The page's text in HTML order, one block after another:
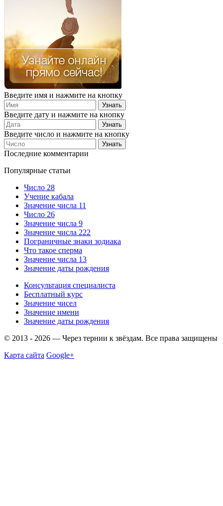
Введите имя и нажмите на кнопку
Введите дату и нажмите на кнопку
Введите число и нажмите на кнопку
Последние комментарии
Популярные статьи
Число 28
Учение кабала
Значение числа 11
Число 26
Значение числа 9
Значение числа 222
Пограничные знаки зодиака
Что такое сперма
Значение числа 13
Значение даты рождения
Консультация специалиста
Бесплатный курс
Значение чисел
Значение имени
Значение даты рождения
© 2013 - 2026 — Через тернии к звёздам. Все права защищены
Карта сайта Google+